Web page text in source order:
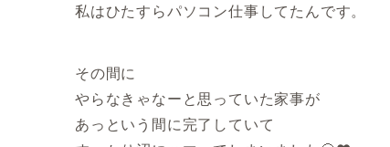
私はひたすらパソコン仕事してたんです。
その間に
やらなきゃなーと思っていた家事が
あっという間に完了していて